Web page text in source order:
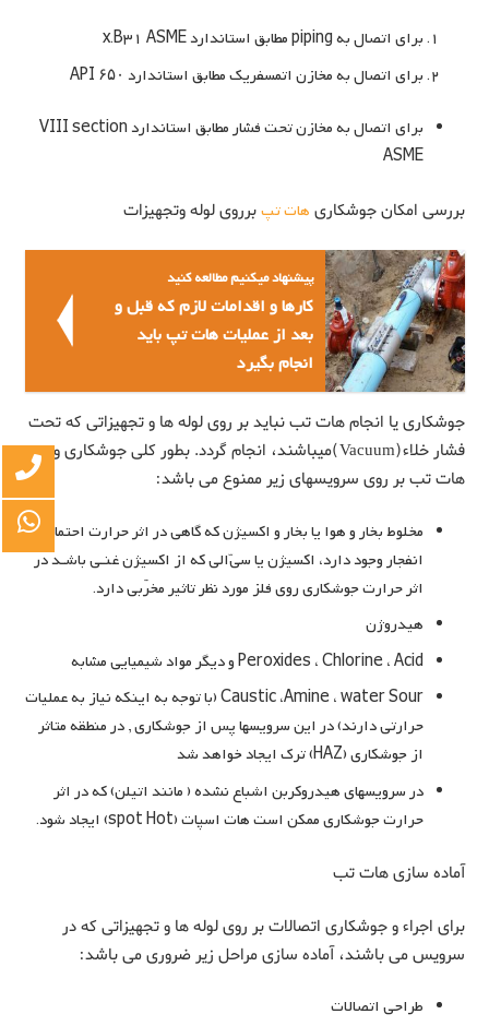
برای اتصال به piping مطابق استاندارد x.B31 ASME
برای اتصال به مخازن اتمسفریک مطابق استاندارد ۶۵۰ API
برای اتصال به مخازن تحت فشار مطابق استاندارد VIII section
ASME
بررسی امکان جوشکاری هات تپبرروی لوله وتجهیزات
پیشنهاد میکنیم مطالعه کنید
کارها و اقدامات لازم که قبل و
بعد از عملیات هات تپ باید
انجام بگیرد
جوشکاری یا انجام هات تب نباید بر روی لوله ها و تجهیزاتی که تحت
فشار خلاء(Vacuum)میباشند، انجام گردد. بطور کلی جوشکاری و
هات تب بر روی سرویسهای زیر ممنوع می باشد:
مخلوط بخار و هوا یا بخار و اکسیژن که گاهی در اثر حرارت احتمال
انفجار وجود دارد، اکسیژن یا سیالی که از اکسیژن غنـی باشـد در
اثر حرارت جوشکاری روی فلز مورد نظر تاثیر مخرّبی دارد.
هیدروژن
Peroxides ، Chlorine ، Acid و دیگر مواد شیمیایی مشابه
Caustic ،Amine ، water Sour (با توجه به اینکه نیاز به عملیات
حرارتی دارند) در این سرویسها پس از جوشکاری , در منطقه متاثر
از جوشکاری (HAZ) ترک ایجاد خواهد شد
در سرویسهای هیدروکربن اشباع نشده ( مانند اتیلن) که در اثر
حرارت جوشکاری ممکن است هات اسپات (spot Hot) ایجاد شود.
آماده سازی هات تب
برای اجراء و جوشکاری اتصالات بر روی لوله ها و تجهیزاتی که در
سرویس می باشند، آماده سازی مراحل زیر ضروری می باشد:
طراحی اتصالات